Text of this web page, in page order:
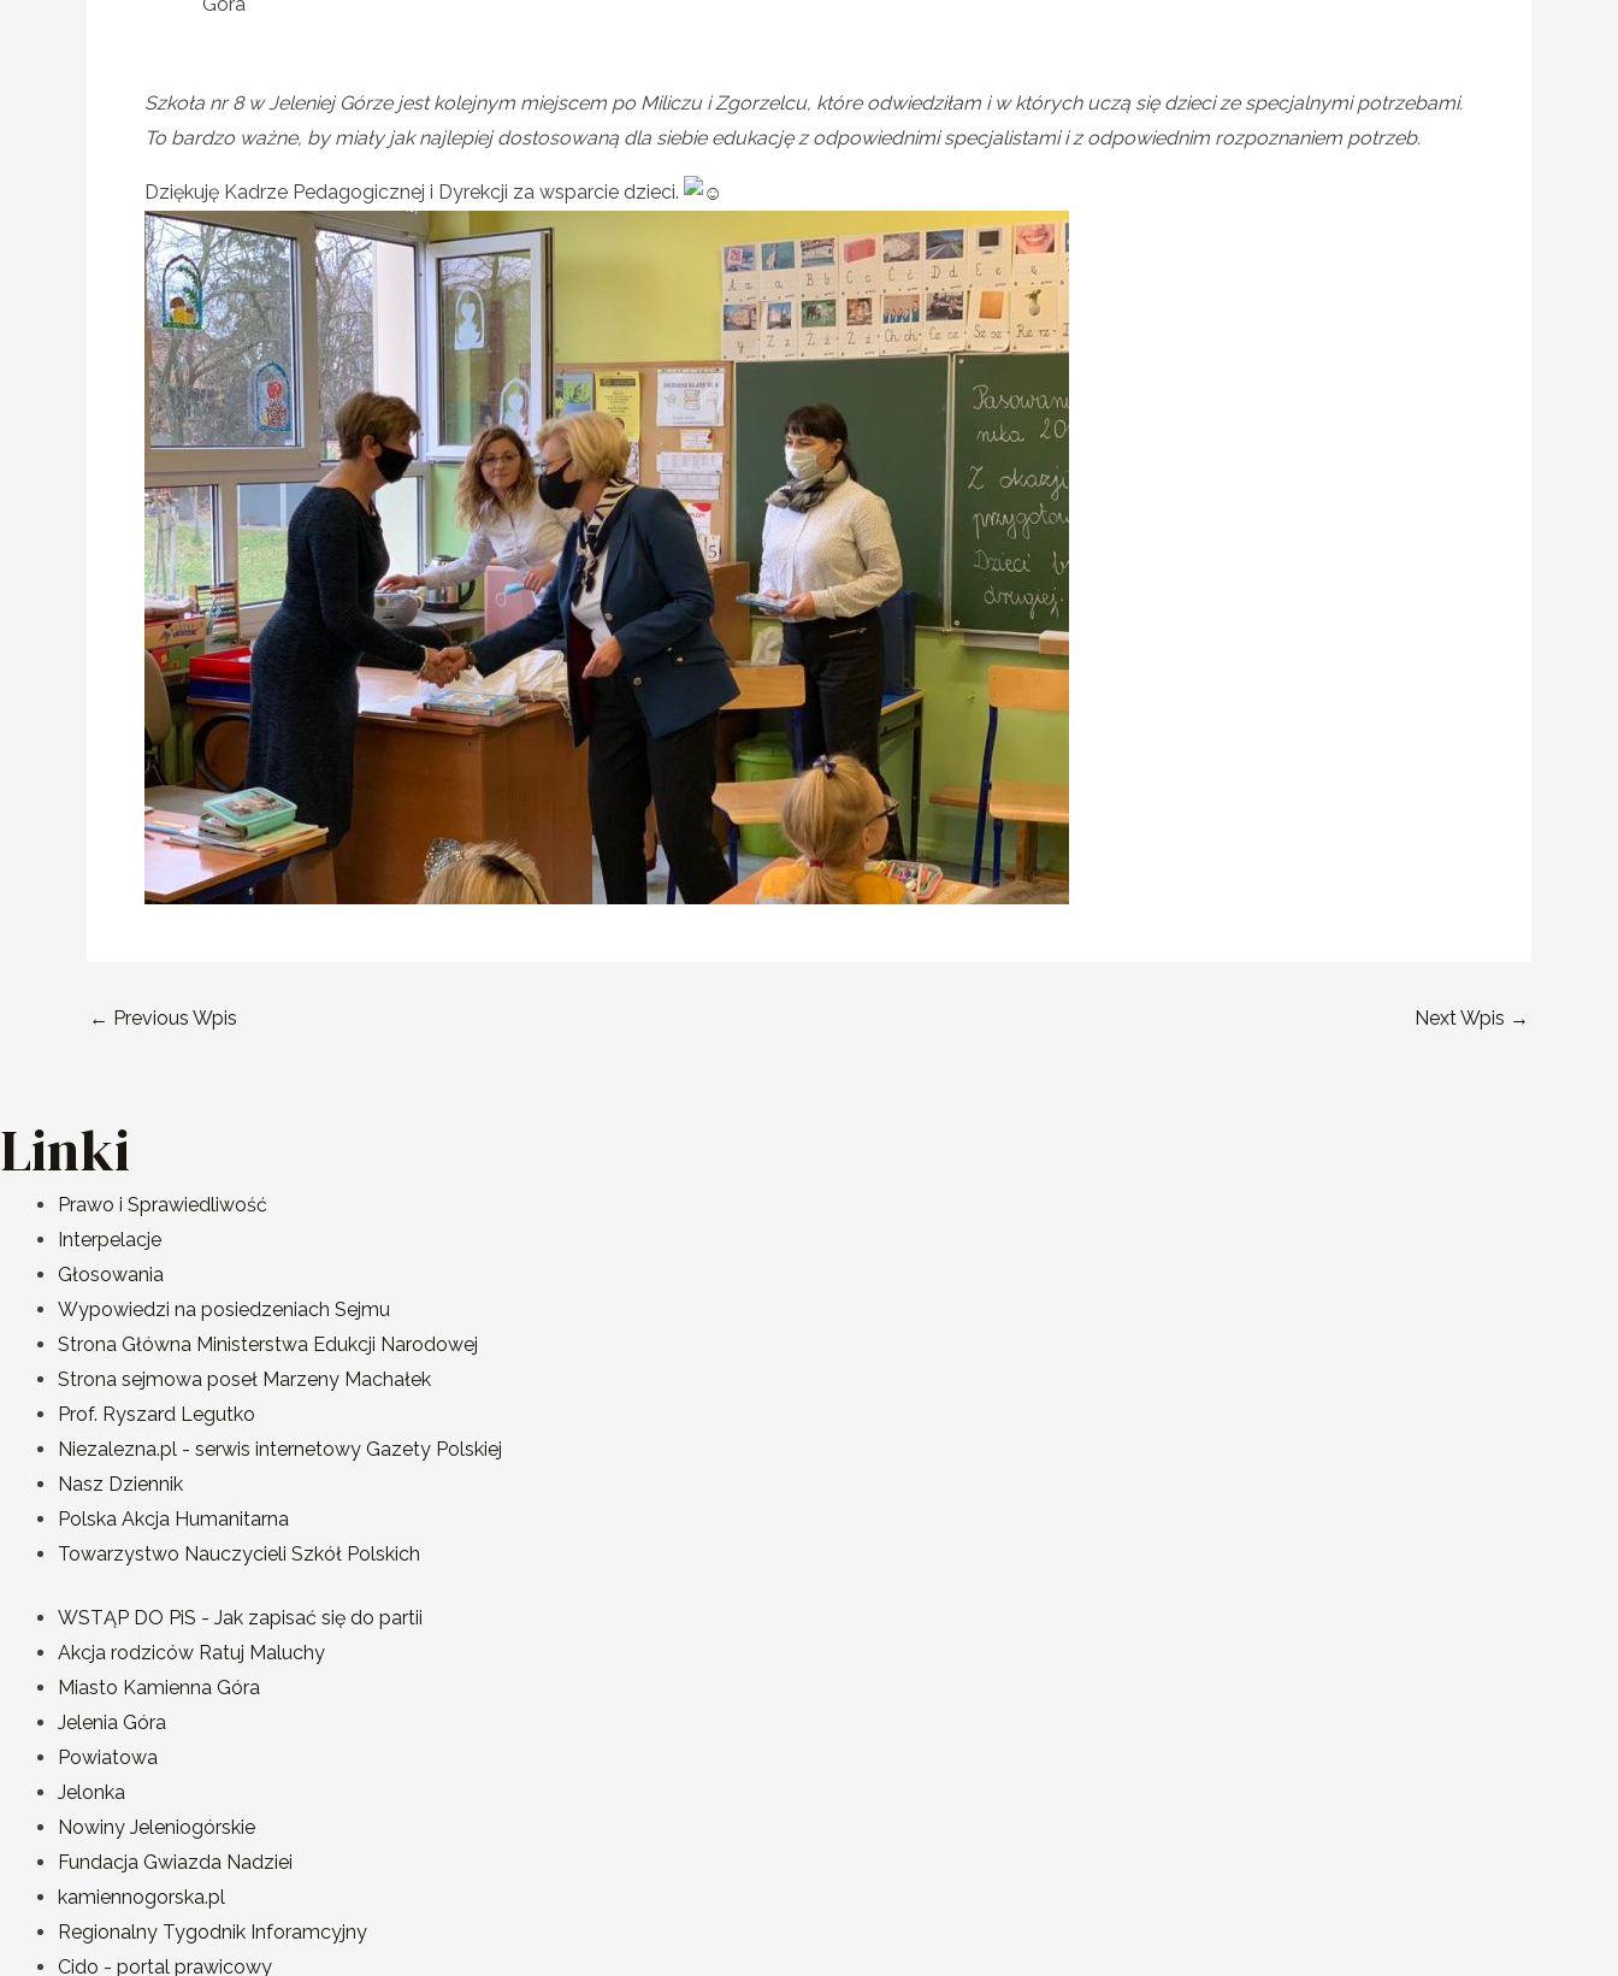
Szkoła nr 8 w Jeleniej Górze jest kolejnym miejscem po Miliczu i Zgorzelcu, które odwiedziłam i w których uczą się dzieci ze specjalnymi potrzebami.
To bardzo ważne, by miały jak najlepiej dostosowaną dla siebie edukację z odpowiednimi specjalistami i z odpowiednim rozpoznaniem potrzeb.
Dziękuję Kadrze Pedagogicznej i Dyrekcji za wsparcie dzieci.
← Previous Wpis Next Wpis →
Linki
Prawo i Sprawiedliwość
Interpelacje
Głosowania
Wypowiedzi na posiedzeniach Sejmu
Strona Główna Ministerstwa Edukcji Narodowej
Strona sejmowa poseł Marzeny Machałek
Prof. Ryszard Legutko
Niezalezna.pl - serwis internetowy Gazety Polskiej
Nasz Dziennik
Polska Akcja Humanitarna
Towarzystwo Nauczycieli Szkół Polskich
WSTĄP DO PiS - Jak zapisać się do partii
Akcja rodziców Ratuj Maluchy
Miasto Kamienna Góra
Jelenia Góra
Powiatowa
Jelonka
Nowiny Jeleniogórskie
Fundacja Gwiazda Nadziei
kamiennogorska.pl
Regionalny Tygodnik Inforamcyjny
Cido - portal prawicowy